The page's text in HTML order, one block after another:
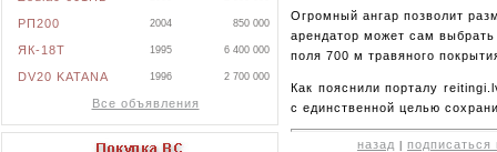
РП200 2004 850 000
ЯК-18Т 1995 6 400 000
DV20 KATANA 1996 2 700 000
Все объявления
Огромный ангар позволит
арендатор может сам
поля 700 м травяного
Как пояснили порталу
с единственной целью
назад подписаться